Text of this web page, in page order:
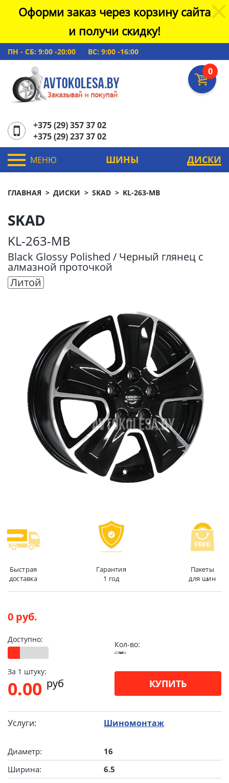
Оформи заказ через корзину сайта
и получи скидку!
ПН - СБ: 9:00 -20:00 ВС: 9:00 -16:00
0
+375 (29) 357 37 02
+375 (29) 237 37 02
МЕНЮ ШИНЫ ДИСКИ
ГЛАВНАЯ ДИСКИ SKAD KL-263-MB
SKAD
KL-263-MB
Black Glossy Polished / Черный глянец с
алмазной проточкой
Литой
Быстрая
доставка
Гарантия
1 год
Пакеты
для шин
0 руб.
Доступно:
Кол-во:
За 1 штуку:
0.00 pуб КУПИТЬ
Услуги: Шиномонтаж
Диаметр:
16
Ширина:
6.5